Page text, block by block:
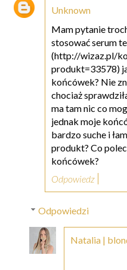
Unknown
Mam pytanie
stosować serum
(http://wizaz.pl/
produkt=33578)
końcówek? Nie
chociaż
ma tam nic co
jednak moje
bardzo suche i
produkt? Co
końcówek?
Odpowiedz
Odpowiedzi
Natalia |